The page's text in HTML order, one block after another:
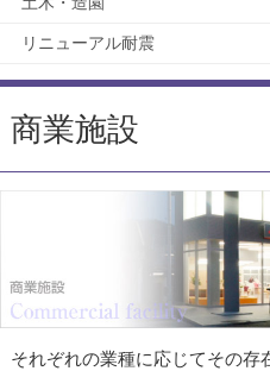
リニューアル耐震
商業施設
それぞれの業種に応じてその存